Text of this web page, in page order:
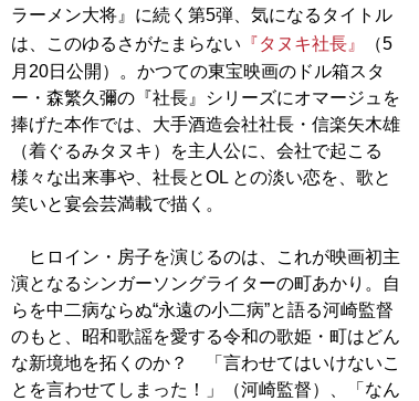
ラーメン大将』に続く第5弾、気になるタイトル
は、このゆるさがたまらない 『タヌキ社長』
（5
月20日公開）。かつての東宝映画のドル箱スタ
ー・森繁久彌の『社長』シリーズにオマージュを
捧げた本作では、大手酒造会社社長・信楽矢木雄
（着ぐるみタヌキ）を主人公に、会社で起こる
様々な出来事や、社長とOL との淡い恋を、歌と
笑いと宴会芸満載で描く。
ヒロイン・房子を演じるのは、これが映画初主
演となるシンガーソングライターの町あかり。自
らを中二病ならぬ“永遠の小二病”と語る河崎監督
のもと、昭和歌謡を愛する令和の歌姫・町はどん
な新境地を拓くのか？ 「言わせてはいけないこ
とを言わせてしまった！」（河崎監督）、「なん